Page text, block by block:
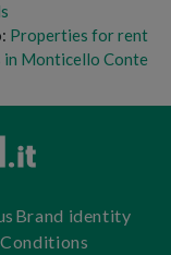
Properties for rent
in Monticello Conte
Brand identity